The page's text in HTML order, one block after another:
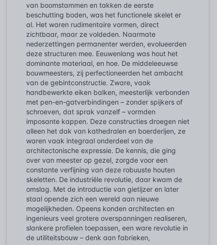
van boomstammen en takken de eerste
beschutting boden, was het functionele skelet er
al. Het waren rudimentaire vormen, direct
zichtbaar, maar ze voldeden. Naarmate
nederzettingen permanenter werden, evolueerden
deze structuren mee. Eeuwenlang was hout het
dominante materiaal, en hoe. De middeleeuwse
bouwmeesters, zij perfectioneerden het ambacht
van de gebintconstructie. Zware, vaak
handbewerkte eiken balken, meesterlijk verbonden
met pen-en-gatverbindingen – zonder spijkers of
schroeven, dat sprak vanzelf – vormden
imposante kappen. Deze constructies droegen niet
alleen het dak van kathedralen en boerderijen, ze
waren vaak integraal onderdeel van de
architectonische expressie. De kennis, die ging
over van meester op gezel, zorgde voor een
constante verfijning van deze robuuste houten
skeletten. De industriële revolutie, daar kwam de
omslag. Met de introductie van gietijzer en later
staal opende zich een wereld aan nieuwe
mogelijkheden. Opeens konden architecten en
ingenieurs veel grotere overspanningen realiseren,
slankere profielen toepassen, een ware revolutie in
de utiliteitsbouw – denk aan fabrieken,